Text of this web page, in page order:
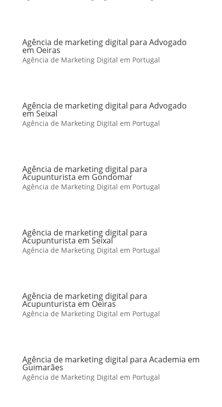
Agência de marketing digital para Advogado
em Oeiras
Agência de Marketing Digital em Portugal
Agência de marketing digital para Advogado
em Seixal
Agência de Marketing Digital em Portugal
Agência de marketing digital para
Acupunturista em Gondomar
Agência de Marketing Digital em Portugal
Agência de marketing digital para
Acupunturista em Seixal
Agência de Marketing Digital em Portugal
Agência de marketing digital para
Acupunturista em Oeiras
Agência de Marketing Digital em Portugal
Agência de marketing digital para Academia em
Guimarães
Agência de Marketing Digital em Portugal